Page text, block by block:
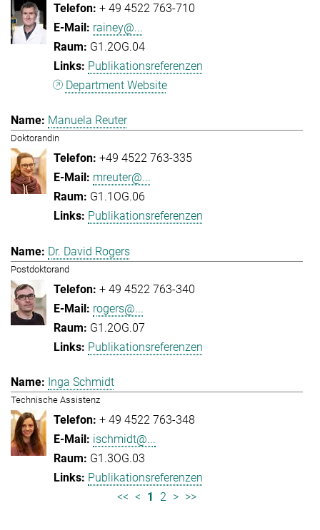
+ 49 4522 763-710
rainey@...
G1.2OG.04
Publikationsreferenzen
Department Website
Manuela Reuter
Doktorandin
+49 4522 763-335
mreuter@...
G1.1OG.06
Publikationsreferenzen
Dr. David Rogers
Postdoktorand
+ 49 4522 763-340
rogers@...
G1.2OG.07
Publikationsreferenzen
Inga Schmidt
Technische Assistenz
+ 49 4522 763-348
ischmidt@...
G1.3OG.03
Publikationsreferenzen
<< < 1 2 > >>